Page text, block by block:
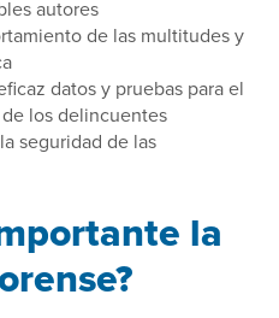
autores
de las multitudes y
datos y pruebas para el
los delincuentes
seguridad de las
la